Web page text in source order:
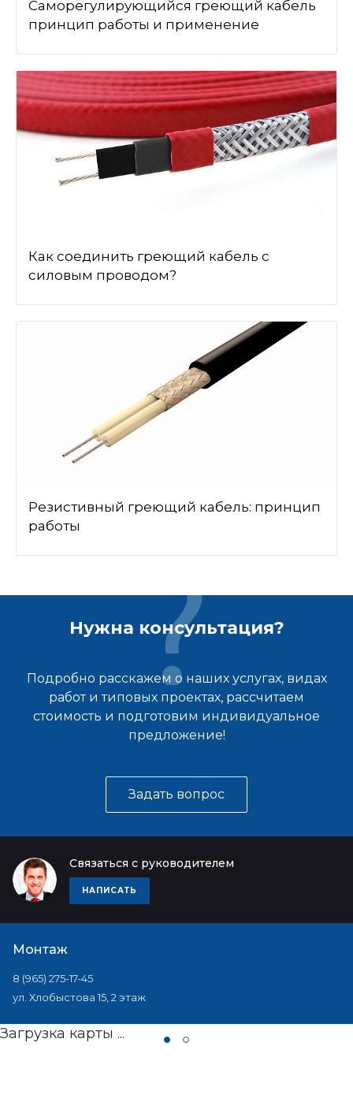
Саморегулирующийся греющий кабель
принцип работы и применение
Как соединить греющий кабель с
силовым проводом?
Резистивный греющий кабель: принцип
работы
Нужна консультация?
Подробно расскажем о наших услугах, видах
работ и типовых проектах, рассчитаем
стоимость и подготовим индивидуальное
предложение!
Задать вопрос
Связаться с руководителем
НАПИСАТЬ
Монтаж
8 (965) 275-17-45
ул. Хлобыстова 15, 2 этаж
Загрузка карты ...